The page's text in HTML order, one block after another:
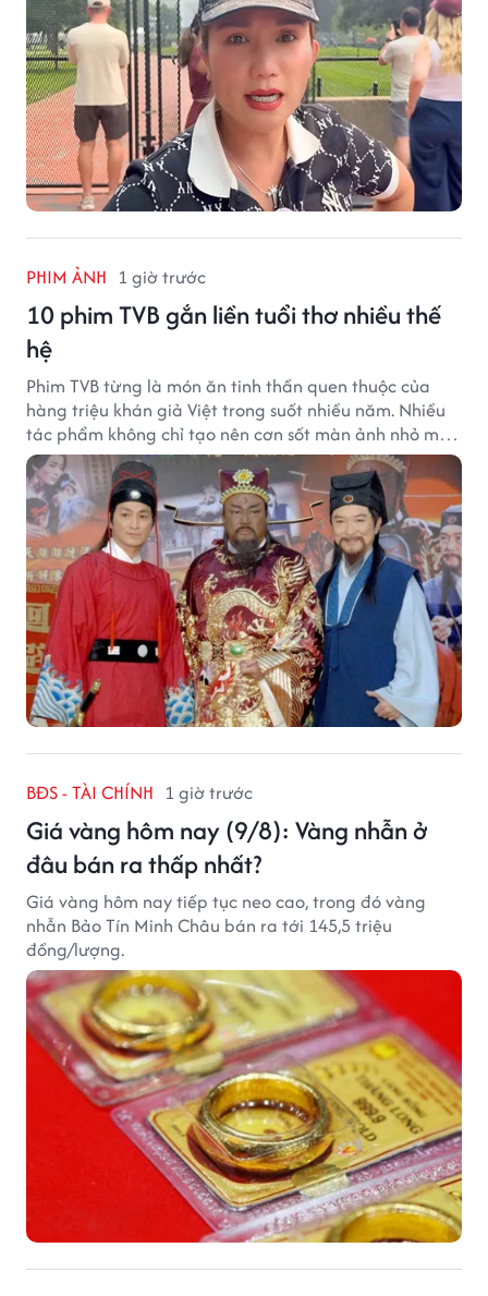
PHIM ẢNH 1 giờ trước
10 phim TVB gắn liền tuổi thơ nhiều thế
hệ
Phim TVB từng là món ăn tinh thần quen thuộc của
hàng triệu khán giả Việt trong suốt nhiều năm. Nhiều
tác phẩm không chỉ tạo nên cơn sốt màn ảnh nhỏ mà
còn trở thành ký ức khó quên của cả một thế hệ.
BĐS - TÀI CHÍNH 1 giờ trước
Giá vàng hôm nay (9/8): Vàng nhẫn ở
đâu bán ra thấp nhất?
Giá vàng hôm nay tiếp tục neo cao, trong đó vàng
nhẫn Bảo Tín Minh Châu bán ra tới 145,5 triệu
đồng/lượng.